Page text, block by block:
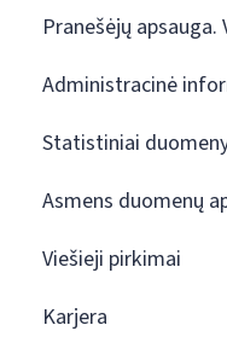
Pranešėjų apsauga.
Administracinė
Statistiniai
Asmens duomenų
Viešieji pirkimai
Karjera